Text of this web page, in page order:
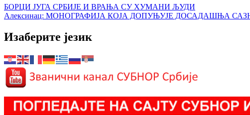
Кретање
чланка
БОРЦИ ЈУГА СРБИЈЕ И ВРАЊА СУ ХУМАНИ ЉУДИ
Алексинац: МОНОГРАФИЈА КОЈА ДОПУЊУЈЕ ДОСАДАШЊА
Изаберите језик